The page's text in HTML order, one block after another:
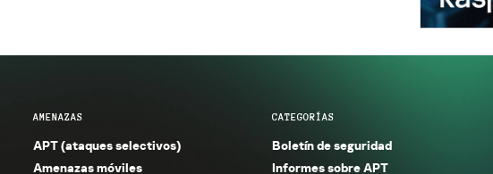
AMENAZAS
APT (ataques selectivos)
Amenazas móviles
CATEGORÍAS
Boletín de seguridad
Informes sobre APT